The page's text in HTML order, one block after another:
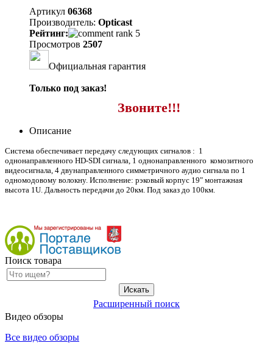
Артикул 06368
Производитель: Opticast
Рейтинг:
Просмотров 2507
Официальная гарантия
Только под заказ!
Звоните!!!
Описание
Система обеспечивает передачу следующих сигналов : 1
однонаправленного HD-SDI сигнала, 1 однонаправленного комозитного
видеосигнала, 4 двунаправленного симметричного аудио сигнала по 1
одномодовому волокну. Исполнение: рэковый корпус 19" монтажная
высота 1U. Дальность передачи до 20км. Под заказ до 100км.
Поиск товара
Расширенный поиск
Видео обзоры
Все видео обзоры